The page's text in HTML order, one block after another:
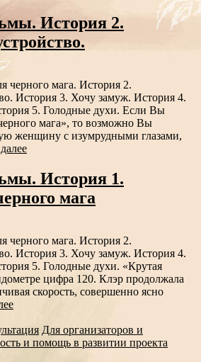
История 2.
черного мага. История 2.
История 3. Хочу замуж. История 4.
5. Голодные духи. Если Вы
мага», то возможно Вы
женщину с изумрудными глазами,
История 1.
мага
черного мага. История 2.
История 3. Хочу замуж. История 4.
5. Голодные духи. «Крутая
цифра 120. Клэр продолжала
скорость, совершенно ясно
Для организаторов и
и помощь в развитии проекта